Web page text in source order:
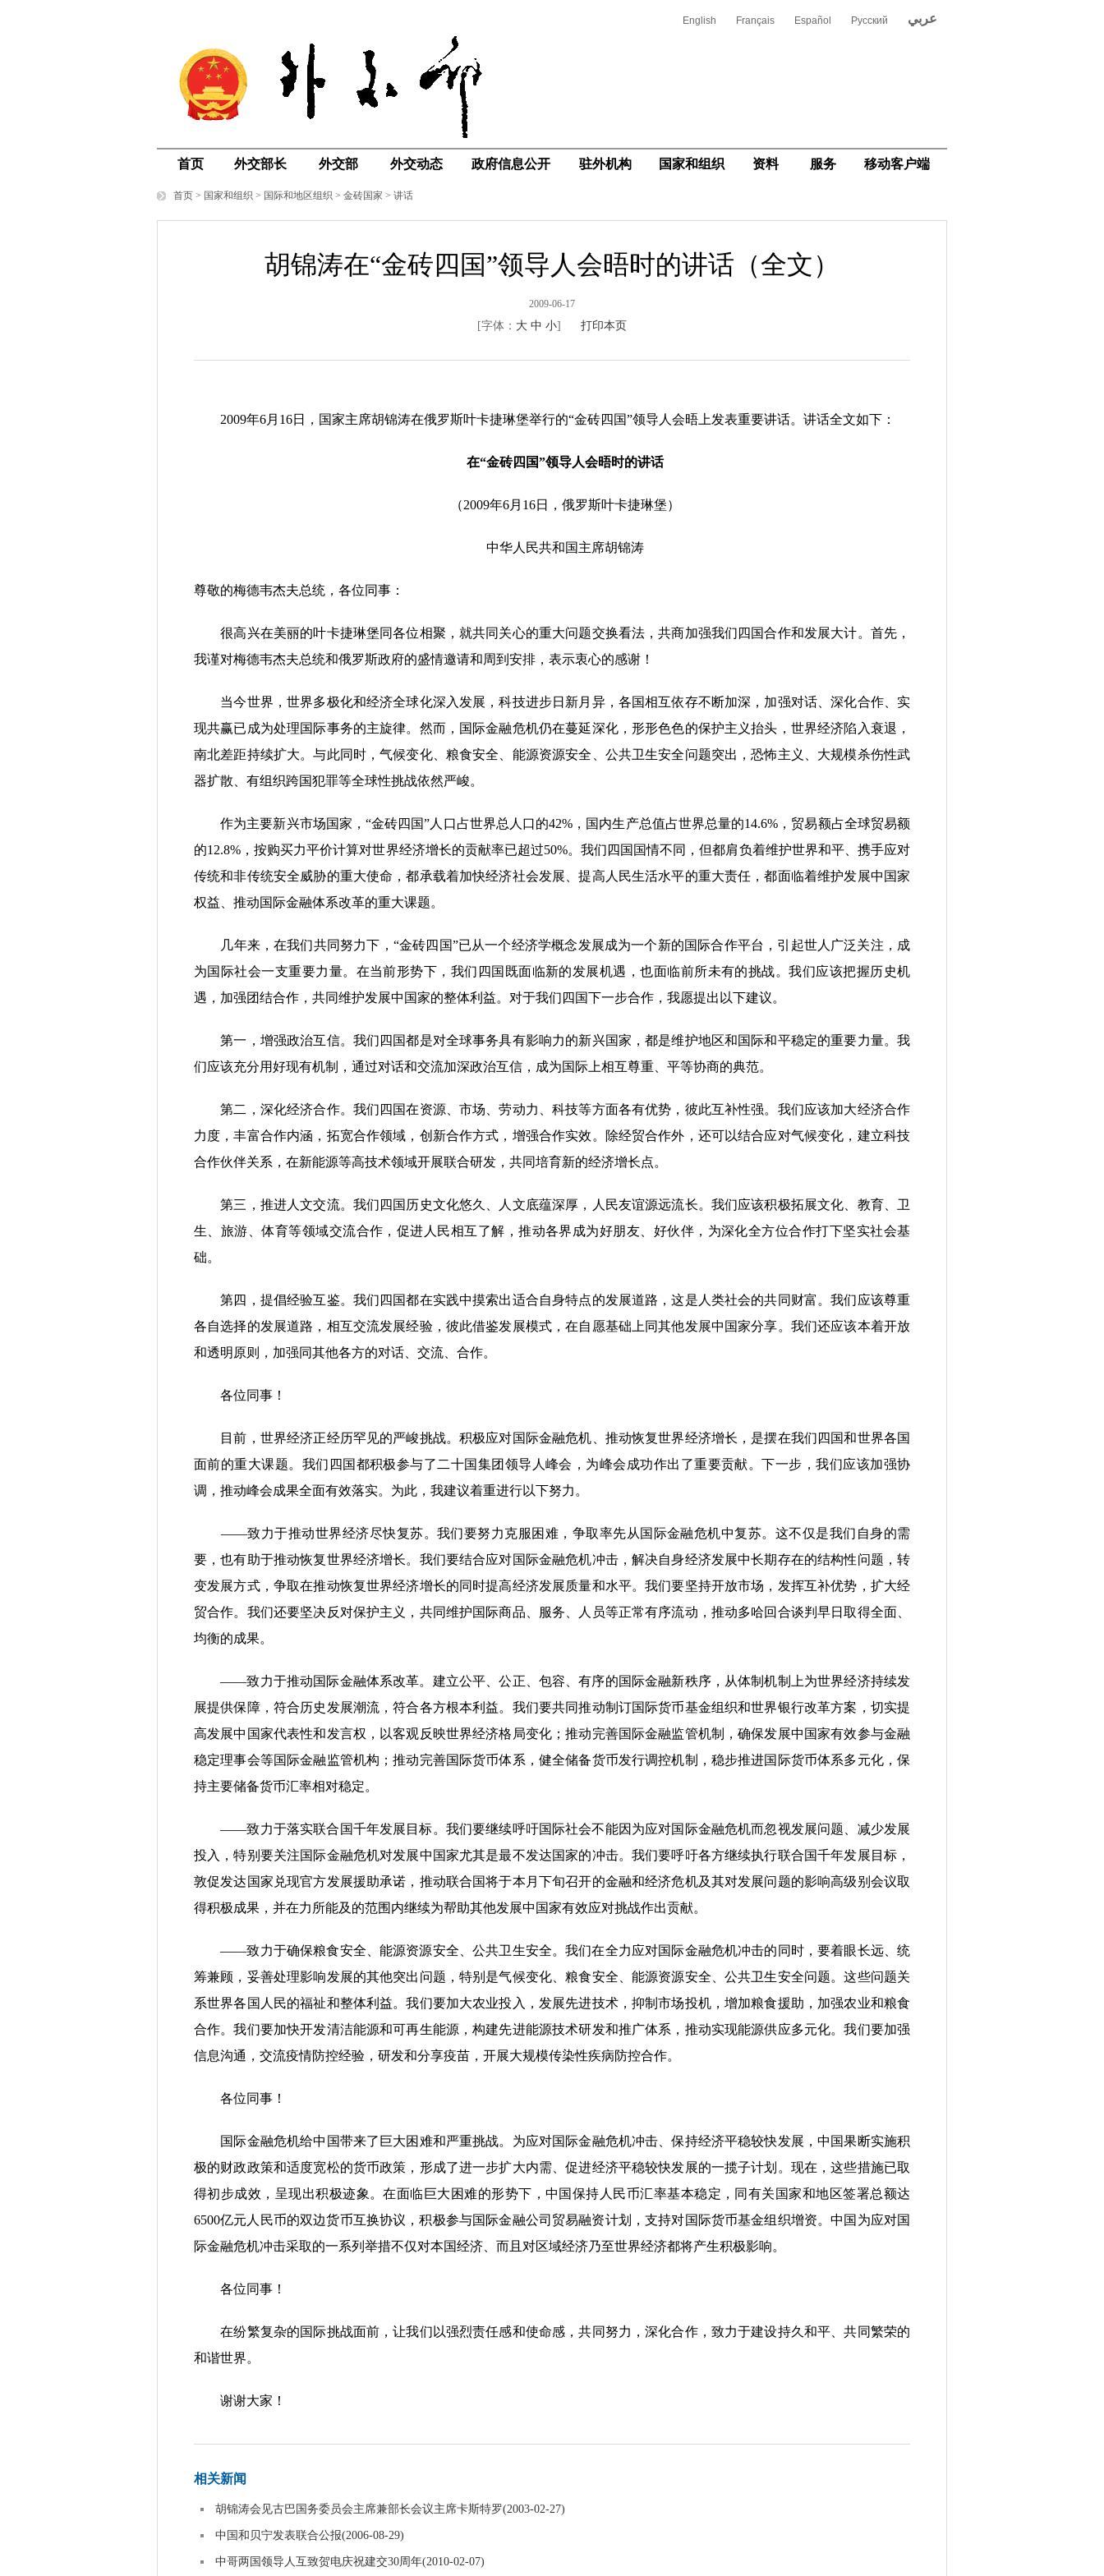
English Français Español Русский عربي
首页 外交部长 外交部 外交动态 政府信息公开 驻外机构 国家和组织 资料 服务 移动客户端
首页 > 国家和组织 > 国际和地区组织 > 金砖国家 > 讲话
胡锦涛在“金砖四国”领导人会晤时的讲话（全文）
2009-06-17
[字体： 大 中 小] 打印本页
2009年6月16日，国家主席胡锦涛在俄罗斯叶卡捷琳堡举行的“金砖四国”领导人会晤上发表重要讲话。讲话全文如下：
在“金砖四国”领导人会晤时的讲话
（2009年6月16日，俄罗斯叶卡捷琳堡）
中华人民共和国主席胡锦涛
尊敬的梅德韦杰夫总统，各位同事：
很高兴在美丽的叶卡捷琳堡同各位相聚，就共同关心的重大问题交换看法，共商加强我们四国合作和发展大计。首先，
我谨对梅德韦杰夫总统和俄罗斯政府的盛情邀请和周到安排，表示衷心的感谢！
当今世界，世界多极化和经济全球化深入发展，科技进步日新月异，各国相互依存不断加深，加强对话、深化合作、实
现共赢已成为处理国际事务的主旋律。然而，国际金融危机仍在蔓延深化，形形色色的保护主义抬头，世界经济陷入衰退，
南北差距持续扩大。与此同时，气候变化、粮食安全、能源资源安全、公共卫生安全问题突出，恐怖主义、大规模杀伤性武
器扩散、有组织跨国犯罪等全球性挑战依然严峻。
作为主要新兴市场国家，“金砖四国”人口占世界总人口的42%，国内生产总值占世界总量的14.6%，贸易额占全球贸易额
的12.8%，按购买力平价计算对世界经济增长的贡献率已超过50%。我们四国国情不同，但都肩负着维护世界和平、携手应对
传统和非传统安全威胁的重大使命，都承载着加快经济社会发展、提高人民生活水平的重大责任，都面临着维护发展中国家
权益、推动国际金融体系改革的重大课题。
几年来，在我们共同努力下，“金砖四国”已从一个经济学概念发展成为一个新的国际合作平台，引起世人广泛关注，成
为国际社会一支重要力量。在当前形势下，我们四国既面临新的发展机遇，也面临前所未有的挑战。我们应该把握历史机
遇，加强团结合作，共同维护发展中国家的整体利益。对于我们四国下一步合作，我愿提出以下建议。
第一，增强政治互信。我们四国都是对全球事务具有影响力的新兴国家，都是维护地区和国际和平稳定的重要力量。我
们应该充分用好现有机制，通过对话和交流加深政治互信，成为国际上相互尊重、平等协商的典范。
第二，深化经济合作。我们四国在资源、市场、劳动力、科技等方面各有优势，彼此互补性强。我们应该加大经济合作
力度，丰富合作内涵，拓宽合作领域，创新合作方式，增强合作实效。除经贸合作外，还可以结合应对气候变化，建立科技
合作伙伴关系，在新能源等高技术领域开展联合研发，共同培育新的经济增长点。
第三，推进人文交流。我们四国历史文化悠久、人文底蕴深厚，人民友谊源远流长。我们应该积极拓展文化、教育、卫
生、旅游、体育等领域交流合作，促进人民相互了解，推动各界成为好朋友、好伙伴，为深化全方位合作打下坚实社会基
础。
第四，提倡经验互鉴。我们四国都在实践中摸索出适合自身特点的发展道路，这是人类社会的共同财富。我们应该尊重
各自选择的发展道路，相互交流发展经验，彼此借鉴发展模式，在自愿基础上同其他发展中国家分享。我们还应该本着开放
和透明原则，加强同其他各方的对话、交流、合作。
各位同事！
目前，世界经济正经历罕见的严峻挑战。积极应对国际金融危机、推动恢复世界经济增长，是摆在我们四国和世界各国
面前的重大课题。我们四国都积极参与了二十国集团领导人峰会，为峰会成功作出了重要贡献。下一步，我们应该加强协
调，推动峰会成果全面有效落实。为此，我建议着重进行以下努力。
——致力于推动世界经济尽快复苏。我们要努力克服困难，争取率先从国际金融危机中复苏。这不仅是我们自身的需
要，也有助于推动恢复世界经济增长。我们要结合应对国际金融危机冲击，解决自身经济发展中长期存在的结构性问题，转
变发展方式，争取在推动恢复世界经济增长的同时提高经济发展质量和水平。我们要坚持开放市场，发挥互补优势，扩大经
贸合作。我们还要坚决反对保护主义，共同维护国际商品、服务、人员等正常有序流动，推动多哈回合谈判早日取得全面、
均衡的成果。
——致力于推动国际金融体系改革。建立公平、公正、包容、有序的国际金融新秩序，从体制机制上为世界经济持续发
展提供保障，符合历史发展潮流，符合各方根本利益。我们要共同推动制订国际货币基金组织和世界银行改革方案，切实提
高发展中国家代表性和发言权，以客观反映世界经济格局变化；推动完善国际金融监管机制，确保发展中国家有效参与金融
稳定理事会等国际金融监管机构；推动完善国际货币体系，健全储备货币发行调控机制，稳步推进国际货币体系多元化，保
持主要储备货币汇率相对稳定。
——致力于落实联合国千年发展目标。我们要继续呼吁国际社会不能因为应对国际金融危机而忽视发展问题、减少发展
投入，特别要关注国际金融危机对发展中国家尤其是最不发达国家的冲击。我们要呼吁各方继续执行联合国千年发展目标，
敦促发达国家兑现官方发展援助承诺，推动联合国将于本月下旬召开的金融和经济危机及其对发展问题的影响高级别会议取
得积极成果，并在力所能及的范围内继续为帮助其他发展中国家有效应对挑战作出贡献。
——致力于确保粮食安全、能源资源安全、公共卫生安全。我们在全力应对国际金融危机冲击的同时，要着眼长远、统
筹兼顾，妥善处理影响发展的其他突出问题，特别是气候变化、粮食安全、能源资源安全、公共卫生安全问题。这些问题关
系世界各国人民的福祉和整体利益。我们要加大农业投入，发展先进技术，抑制市场投机，增加粮食援助，加强农业和粮食
合作。我们要加快开发清洁能源和可再生能源，构建先进能源技术研发和推广体系，推动实现能源供应多元化。我们要加强
信息沟通，交流疫情防控经验，研发和分享疫苗，开展大规模传染性疾病防控合作。
各位同事！
国际金融危机给中国带来了巨大困难和严重挑战。为应对国际金融危机冲击、保持经济平稳较快发展，中国果断实施积
极的财政政策和适度宽松的货币政策，形成了进一步扩大内需、促进经济平稳较快发展的一揽子计划。现在，这些措施已取
得初步成效，呈现出积极迹象。在面临巨大困难的形势下，中国保持人民币汇率基本稳定，同有关国家和地区签署总额达
6500亿元人民币的双边货币互换协议，积极参与国际金融公司贸易融资计划，支持对国际货币基金组织增资。中国为应对国
际金融危机冲击采取的一系列举措不仅对本国经济、而且对区域经济乃至世界经济都将产生积极影响。
各位同事！
在纷繁复杂的国际挑战面前，让我们以强烈责任感和使命感，共同努力，深化合作，致力于建设持久和平、共同繁荣的
和谐世界。
谢谢大家！
相关新闻
胡锦涛会见古巴国务委员会主席兼部长会议主席卡斯特罗(2003-02-27)
中国和贝宁发表联合公报(2006-08-29)
中哥两国领导人互致贺电庆祝建交30周年(2010-02-07)